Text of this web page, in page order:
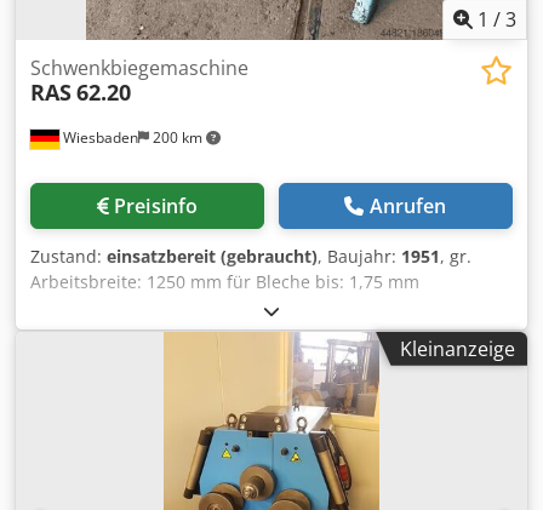
1 /3
Wiesbaden 200 km
Schwenkbiegemaschine
RAS62.20
Preisinfo Anrufen
Zustand: einsatzbereit (gebraucht), Baujahr: 1951, gr.
Arbeitsbreite: 1250 mm für Bleche bis: 1,75 mm
Öffnungsweite Oberwange: 70 mm Verstellbarkeit
Biegewange: 50 mm Platzbedarf: 1880 x 740 x 1140 mm
Kleinanzeige